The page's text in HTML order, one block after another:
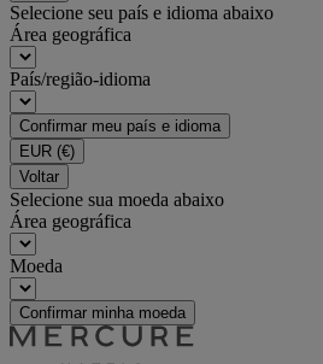
Selecione seu país e idioma abaixo
Área geográfica
País/região-idioma
Confirmar meu país e idioma
EUR (€)
Voltar
Selecione sua moeda abaixo
Área geográfica
Moeda
Confirmar minha moeda